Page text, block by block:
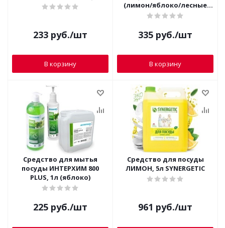
233 руб./шт
В корзину
(лимон/яблоко/лесные
ягоды) пэт
335 руб./шт
В корзину
Средство для мытья
посуды ИНТЕРХИМ 800
PLUS, 1л (яблоко)
225 руб./шт
Средство для посуды
ЛИМОН, 5л SYNERGETIC
961 руб./шт